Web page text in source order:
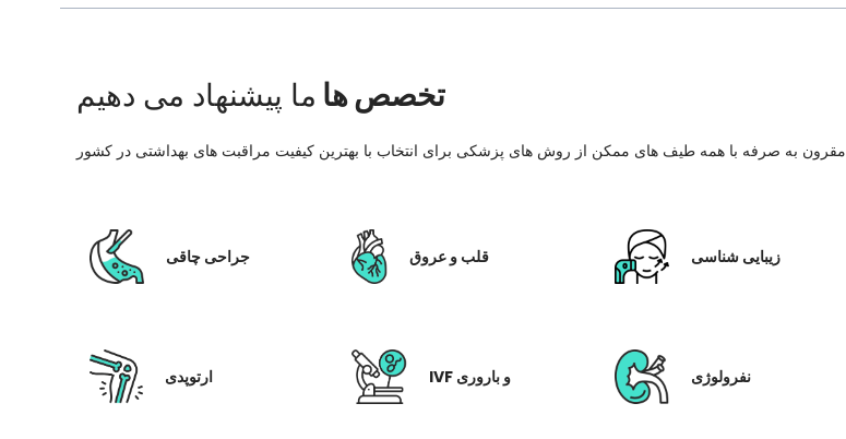
تخصص ها ما پیشنهاد می دهیم
جراحی چاقی قلب و عروق زیبایی شناسی
ارتوپدی IVF و باروری نفرولوژی